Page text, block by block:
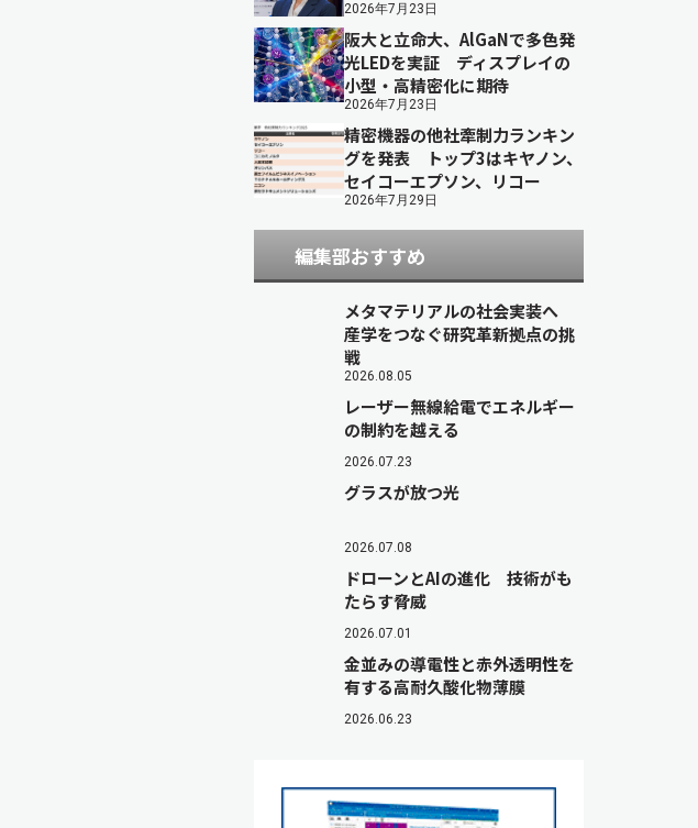
2026年7月23日
阪大と立命大、AlGaNで多色発
光LEDを実証 ディスプレイの
小型・高精密化に期待
2026年7月23日
精密機器の他社牽制力ランキン
グを発表 トップ3はキヤノン、
セイコーエプソン、リコー
2026年7月29日
編集部おすすめ
メタマテリアルの社会実装へ
産学をつなぐ研究革新拠点の挑
戦
2026.08.05
レーザー無線給電でエネルギー
の制約を越える
2026.07.23
グラスが放つ光
2026.07.08
ドローンとAIの進化 技術がも
たらす脅威
2026.07.01
金並みの導電性と赤外透明性を
有する高耐久酸化物薄膜
2026.06.23